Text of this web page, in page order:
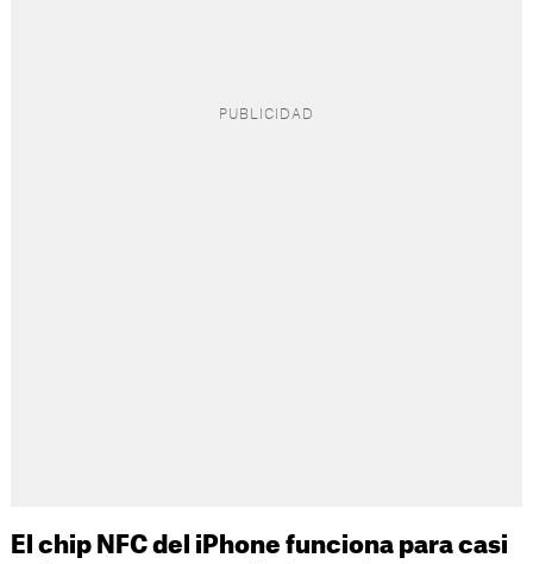
El chip NFC del iPhone funciona para casi